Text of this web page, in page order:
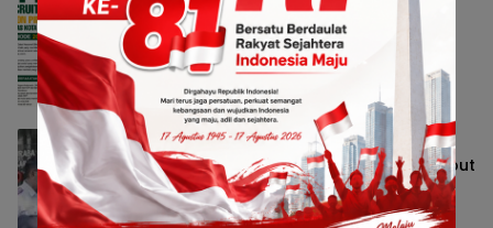
Pemkot Surabaya Buka Pendaftaran
Calon Pimpinan BAZNAS Periode 2026–
2031, Cari Figur Berintegritas
Pemerintahan 6 Agustus 2026 16:49
Ojol Lapor Hotline Cak Eri soal Jukir di
Jalan Trunojoyo, Dishub Surabaya Cabut
KTA
Pemerintahan 6 Agustus 2026 15:27